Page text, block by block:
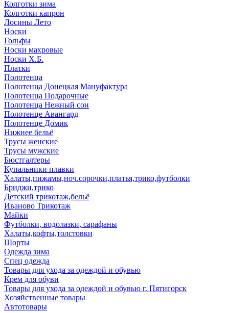
Колготки зима
Колготки капрон
Лосины Лето
Носки
Гольфы
Носки махровые
Носки Х.Б.
Платки
Полотенца
Полотенца Донецкая Мануфактура
Полотенца Подарочные
Полотенца Нежный сон
Полотенце Авангард
Полотенце Домик
Нижнее бельё
Трусы женские
Трусы мужские
Бюстгалтеры
Купальники плавки
Халаты,пижамы,ноч.сорочки,платья,трико,футболки
Бриджи,трико
Детский трикотаж,бельё
Иваново Трикотаж
Майки
Футболки, водолазки, сарафаны
Халаты,кофты,толстовки
Шорты
Одежда зима
Спец одежда
Товары для ухода за одеждой и обувью
Крем для обуви
Товары для ухода за одеждой и обувью г. Пятигорск
Хозяйственные товары
Автотовары